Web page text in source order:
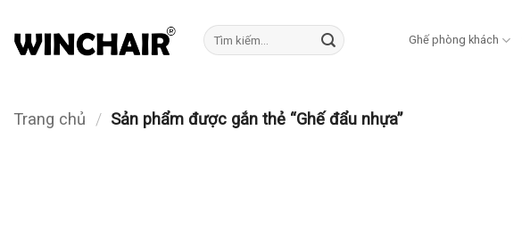
qua
Tìm
kiếm:
Ghế phòng khách
Trang chủ / Sản phẩm được gắn thẻ “Ghế đẩu nhựa”